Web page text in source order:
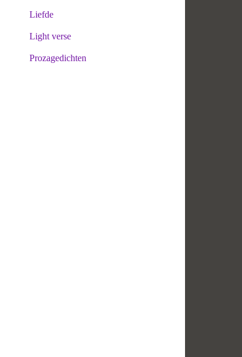
Liefde
Light verse
Prozagedichten